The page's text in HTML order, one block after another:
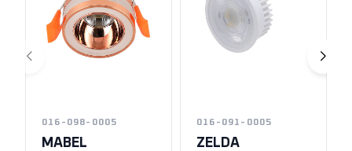
016-098-0005
MABEL
016-091-0005
ZELDA